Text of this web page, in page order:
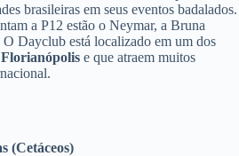
brasileiras em seus eventos badalados.
a P12 estão o Neymar, a Bruna
Dayclub está localizado em um dos
Florianópolis e que atraem muitos
(Cetáceos)